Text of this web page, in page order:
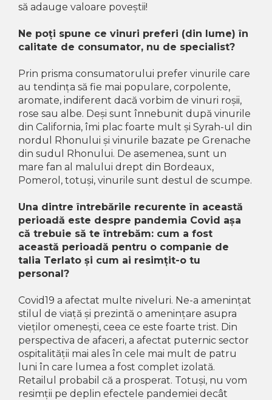
să adauge valoare poveștii!
Ne poți spune ce vinuri preferi (din lume) în
calitate de consumator, nu de specialist?
Prin prisma consumatorului prefer vinurile care
au tendința să fie mai populare, corpolente,
aromate, indiferent dacă vorbim de vinuri roșii,
rose sau albe. Deși sunt înnebunit după vinurile
din California, îmi plac foarte mult și Syrah-ul din
nordul Rhonului și vinurile bazate pe Grenache
din sudul Rhonului. De asemenea, sunt un
mare fan al malului drept din Bordeaux,
Pomerol, totuși, vinurile sunt destul de scumpe.
Una dintre întrebările recurente în această
perioadă este despre pandemia Covid așa
că trebuie să te întrebăm: cum a fost
această perioadă pentru o companie de
talia Terlato și cum ai resimțit-o tu
personal?
Covid19 a afectat multe niveluri. Ne-a amenințat
stilul de viață și prezintă o amenințare asupra
vieților omenești, ceea ce este foarte trist. Din
perspectiva de afaceri, a afectat puternic sector
ospitalității mai ales în cele mai mult de patru
luni în care lumea a fost complet izolată.
Retailul probabil că a prosperat. Totuși, nu vom
resimții pe deplin efectele pandemiei decât